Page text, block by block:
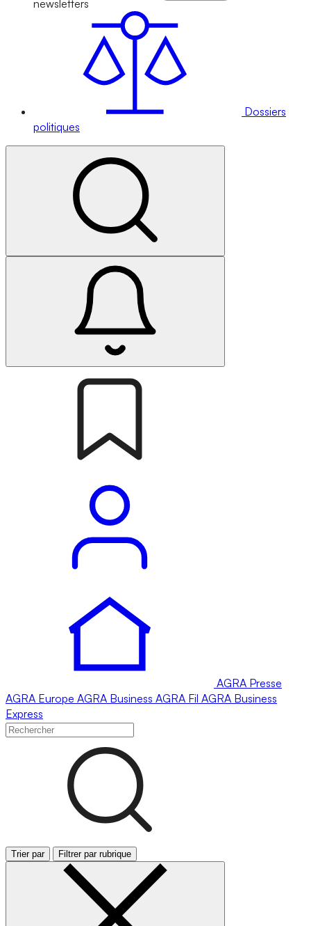
newsletters
Dossiers
politiques
AGRA Presse
AGRA Europe AGRA Business AGRA Fil AGRA Business
Express
Trier par Filtrer par rubrique